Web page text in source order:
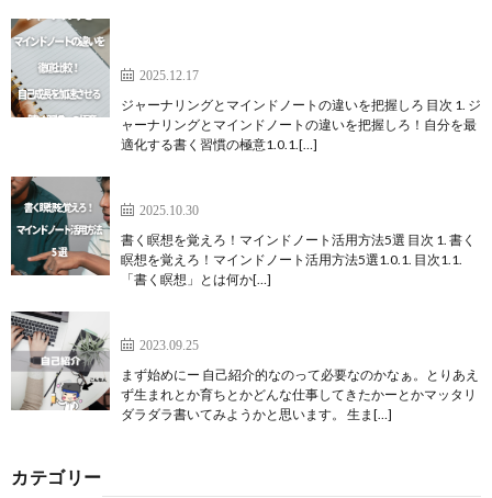
2025.12.17
ジャーナリングとマインドノートの違いを把握しろ 目次 1. ジ
ャーナリングとマインドノートの違いを把握しろ！自分を最
適化する書く習慣の極意1.0.1.[…]
2025.10.30
書く瞑想を覚えろ！マインドノート活用方法5選 目次 1. 書く
瞑想を覚えろ！マインドノート活用方法5選1.0.1. 目次1.1.
「書く瞑想」とは何か[…]
2023.09.25
まず始めにー 自己紹介的なのって必要なのかなぁ。とりあえ
ず生まれとか育ちとかどんな仕事してきたかーとかマッタリ
ダラダラ書いてみようかと思います。 生ま[…]
カテゴリー